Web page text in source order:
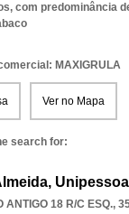
com predominância
MAXIGRULA
Ver no Mapa
search for:
ANTIGO 18 R/C ESQ.,